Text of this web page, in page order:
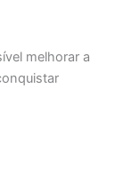
melhorar a